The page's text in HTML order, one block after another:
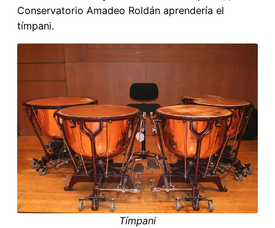
Conservatorio Amadeo Roldán aprendería el
tímpani.
Tímpani